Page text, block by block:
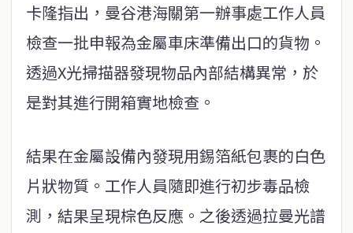
卡隆指出，曼谷港海關第一辦事處工作人員
檢查一批申報為金屬車床準備出口的貨物。
透過X光掃描器發現物品內部結構異常，於
是對其進行開箱實地檢查。
結果在金屬設備內發現用錫箔紙包裹的白色
片狀物質。工作人員隨即進行初步毒品檢
測，結果呈現棕色反應。之後透過拉曼光譜